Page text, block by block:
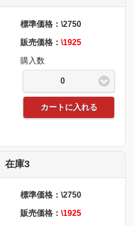
標準価格：\2750
販売価格： \1925
購入数
0
カートに入れる
庫3
標準価格：\2750
販売価格： \1925